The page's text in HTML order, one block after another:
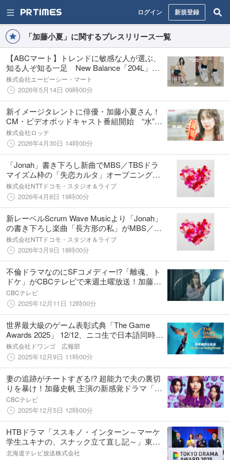
ログイン 新規登録
「加藤小夏」に関するプレスリリース一覧
【ABCマート】トレンドに敏感な人が選ぶ、
知る人ぞ知る一足 New Balance「204L」キ
ャンペーン開催 加藤小夏が魅せる、ロープ
ロファイルの新たな正解
株式会社エービーシー・マート
2026年5月14日 09時00分
新イメージタレントに俳優・加藤小夏さん！
CM・ビデオポッドキャスト番組開始 “水”選
びを変えるデイリープレミアムウォーター
「THE DAY」セブン-イレブン(首都圏）(※1)
にて発売開始！
株式会社ロッテ
2026年4月30日 14時00分
「Jonah」書き下ろし新曲でMBS／TBSドラ
マイズム枠の「失恋カルタ」オープニング主
題歌配信開始！MusicVideoも公開！
株式会社NTTドコモ・スタジオ＆ライブ
2026年4月8日 19時00分
新レーベルScrum Wave Musicより「Jonah」
の書き下ろし楽曲「長方形の私」がMBS／
TBSドラマイズム枠にて３月３１日（火）放
送されるドラマ「失恋カルタ」のオープニン
グ主題歌に決定！！
株式会社NTTドコモ・スタジオ＆ライブ
2026年3月9日 18時00分
不倫ドラマなのにSFコメディー!?「離魂、ト
ドケ」がCBCテレビで来週土曜放送！加藤史
帆が叫ぶ！倒れる！超能力を発動する!? 予告
映像を公開！
CBCテレビ
2025年12月11日 12時00分
世界最大級のゲーム表彰式典「The Game
Awards 2025」 12/12、ニコ生で日本語同時通
訳付き生放送が決定
株式会社ドワンゴ 広報部
2025年12月9日 11時00分
妻の追跡がチートすぎる!? 超能力で夫の裏切
りを暴け！加藤史帆 主演の新感覚ドラマ「離
魂、トドケ」をCBCテレビで12/20(土)放送
CBCテレビ
2025年12月5日 12時00分
HTBドラマ「ススキノ・インターン～マーケ
学生ユキナの、スナック立て直し記～」東京
ドラマアウォード2025「ローカル・ドラマ
北海道テレビ放送株式会社